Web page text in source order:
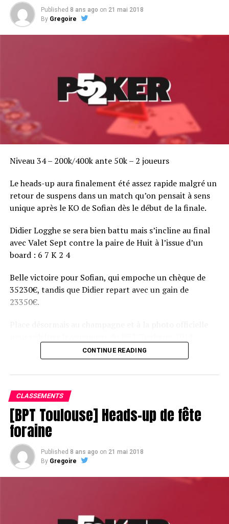
Published 8 ans ago on 21 mai 2018
By Gregoire
Niveau 34 – 200k/400k ante 50k – 2 joueurs
Le heads-up aura finalement été assez rapide malgré un
retour de suspens dans un match qu’on pensait à sens
unique après le KO de Sofian dès le début de la finale.
Didier Logghe se sera bien battu mais s’incline au final
avec Valet Sept contre la paire de Huit à l’issue d’un
board : 6 7 K 2 4
Belle victoire pour Sofian, qui empoche un chèque de
35230€, tandis que Didier repart avec un gain de
23350€.
CONTINUE READING
CLASSEMENTS
[BPT Toulouse] Heads-up de fête
foraine
Published 8 ans ago on 21 mai 2018
By Gregoire